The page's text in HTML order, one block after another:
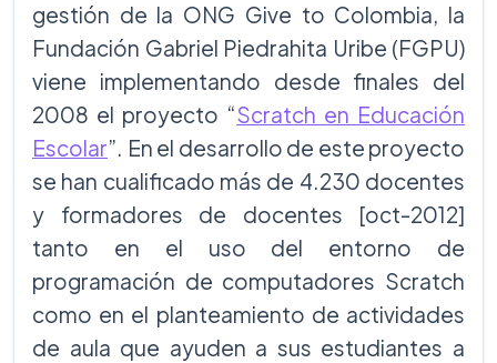
gestión de la ONG Give to Colombia, la
Fundación Gabriel Piedrahita Uribe (FGPU)
viene implementando desde finales del
2008 el proyecto “Scratch en Educación
Escolar”. En el desarrollo de este proyecto
se han cualificado más de 4.230 docentes
y formadores de docentes [oct-2012]
tanto en el uso del entorno de
programación de computadores Scratch
como en el planteamiento de actividades
de aula que ayuden a sus estudiantes a